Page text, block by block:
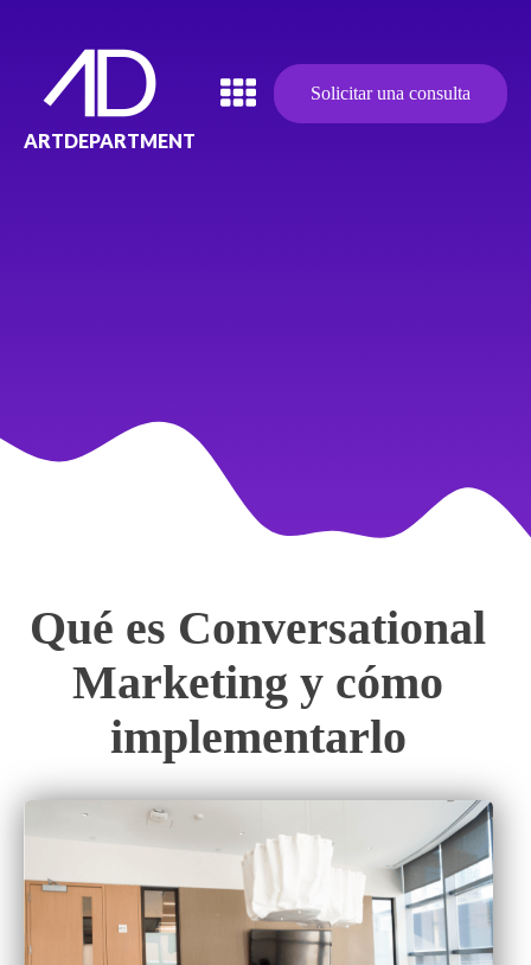
ARTDEPARTMENT
Solicitar una consulta
Qué es Conversational
Marketing y cómo
implementarlo